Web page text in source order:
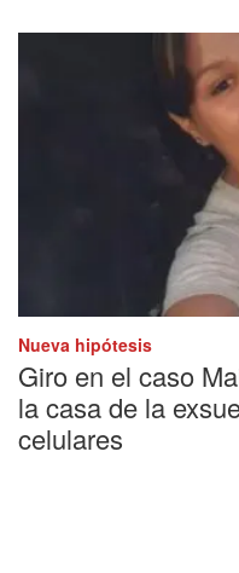
Nueva hipótesis
Giro en el caso
la casa de la
celulares